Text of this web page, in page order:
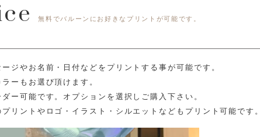
無料でバルーンにお好きなプリントが可能です。
ジやお名前・日付などをプリントする事が可能です。
ーもお選び頂けます。
ー可能です。オプションを選択しご購入下さい。
リントやロゴ・イラスト・シルエットなどもプリント可能です。